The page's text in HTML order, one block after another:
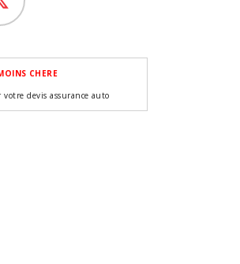
CHERE
devis assurance auto